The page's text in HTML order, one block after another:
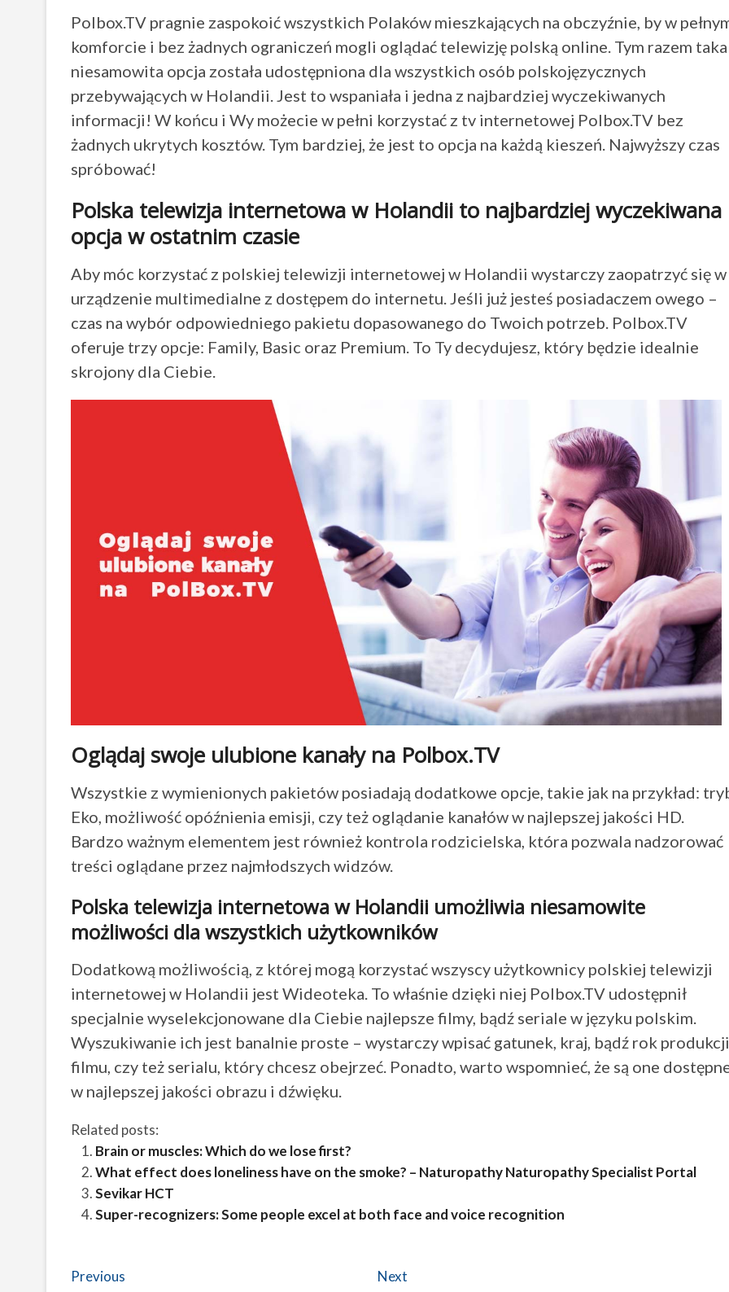
Polbox.TV pragnie zaspokoić wszystkich Polaków mieszkających na obczyźnie, by w
komforcie i bez żadnych ograniczeń mogli oglądać telewizję polską online. Tym razem taka
niesamowita opcja została udostępniona dla wszystkich osób polskojęzycznych
przebywających w Holandii. Jest to wspaniała i jedna z najbardziej wyczekiwanych
informacji! W końcu i Wy możecie w pełni korzystać z tv internetowej Polbox.TV bez
żadnych ukrytych kosztów. Tym bardziej, że jest to opcja na każdą kieszeń. Najwyższy czas
spróbować!
Polska telewizja internetowa w Holandii to najbardziej wyczekiwana
opcja w ostatnim czasie
Aby móc korzystać z polskiej telewizji internetowej w Holandii wystarczy zaopatrzyć się w
urządzenie multimedialne z dostępem do internetu. Jeśli już jesteś posiadaczem owego –
czas na wybór odpowiedniego pakietu dopasowanego do Twoich potrzeb. Polbox.TV
oferuje trzy opcje: Family, Basic oraz Premium. To Ty decydujesz, który będzie idealnie
skrojony dla Ciebie.
Oglądaj swoje ulubione kanały na Polbox.TV
Wszystkie z wymienionych pakietów posiadają dodatkowe opcje, takie jak na przykład:
Eko, możliwość opóźnienia emisji, czy też oglądanie kanałów w najlepszej jakości HD.
Bardzo ważnym elementem jest również kontrola rodzicielska, która pozwala nadzorować
treści oglądane przez najmłodszych widzów.
Polska telewizja internetowa w Holandii umożliwia niesamowite
możliwości dla wszystkich użytkowników
Dodatkową możliwością, z której mogą korzystać wszyscy użytkownicy polskiej telewizji
internetowej w Holandii jest Wideoteka. To właśnie dzięki niej Polbox.TV udostępnił
specjalnie wyselekcjonowane dla Ciebie najlepsze filmy, bądź seriale w języku polskim.
Wyszukiwanie ich jest banalnie proste – wystarczy wpisać gatunek, kraj, bądź rok produkcji
filmu, czy też serialu, który chcesz obejrzeć. Ponadto, warto wspomnieć, że są one
w najlepszej jakości obrazu i dźwięku.
Related posts:
Brain or muscles: Which do we lose first?
What effect does loneliness have on the smoke? – Naturopathy Naturopathy Specialist Portal
Sevikar HCT
Super-recognizers: Some people excel at both face and voice recognition
Post
Previous Next